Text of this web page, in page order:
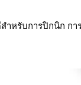
หรับการปิกนิก ก